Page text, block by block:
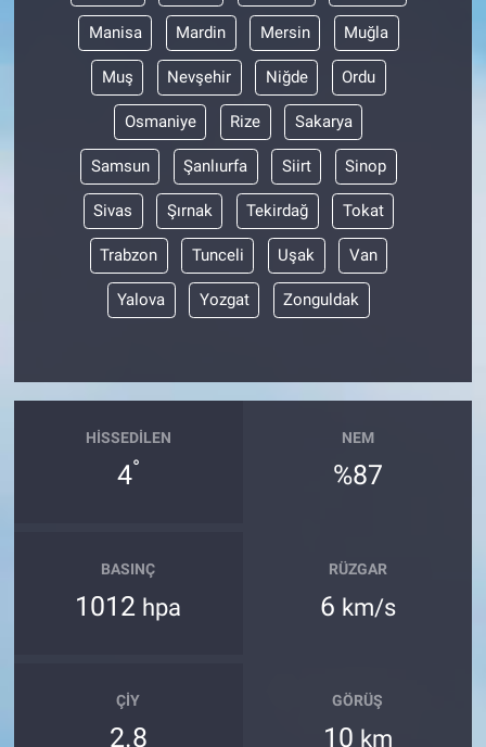
Manisa Mardin Mersin Muğla
Muş Nevşehir Niğde Ordu
Osmaniye Rize Sakarya
Samsun Şanlıurfa Siirt Sinop
Sivas Şırnak Tekirdağ Tokat
Trabzon Tunceli Uşak Van
Yalova Yozgat Zonguldak
HISSEDILEN
4°
NEM
%87
BASINÇ
1012 hpa
RÜZGAR
6 km/s
ÇIY
2.8
GÖRÜŞ
10 km